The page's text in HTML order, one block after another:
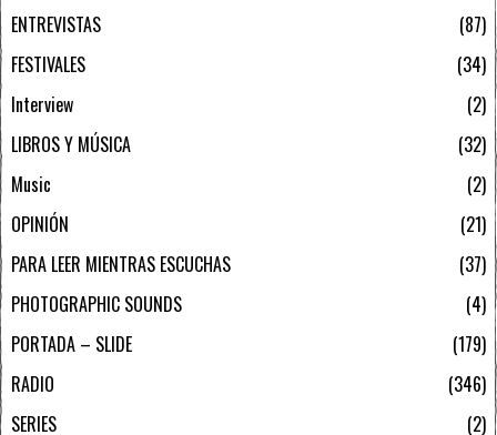
ENTREVISTAS
87
FESTIVALES
34
Interview
2
LIBROS Y MÚSICA
32
Music
2
OPINIÓN
21
PARA LEER MIENTRAS ESCUCHAS
37
PHOTOGRAPHIC SOUNDS
4
PORTADA – SLIDE
179
RADIO
346
SERIES
2